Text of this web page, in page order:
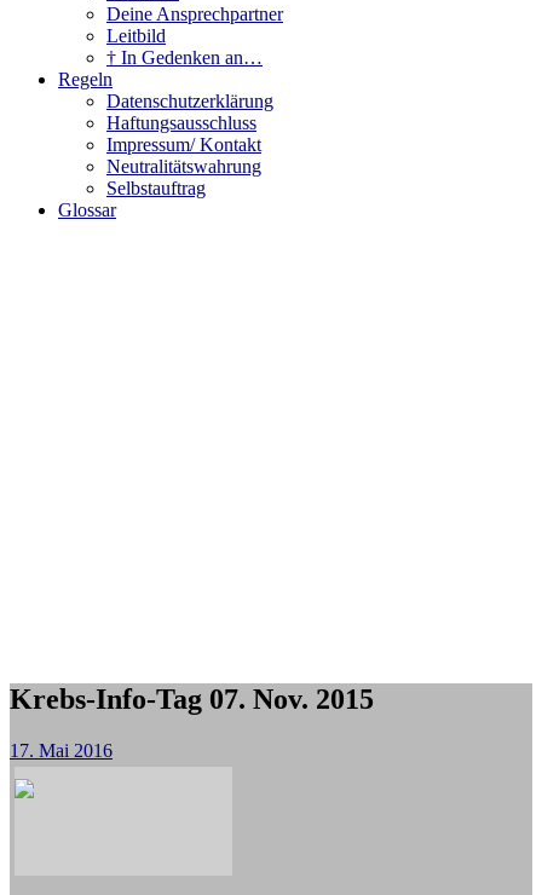
Deine Ansprechpartner
Leitbild
† In Gedenken an…
Regeln
Datenschutzerklärung
Haftungsausschluss
Impressum/ Kontakt
Neutralitätswahrung
Selbstauftrag
Glossar
Krebs-Info-Tag 07. Nov. 2015
17. Mai 2016